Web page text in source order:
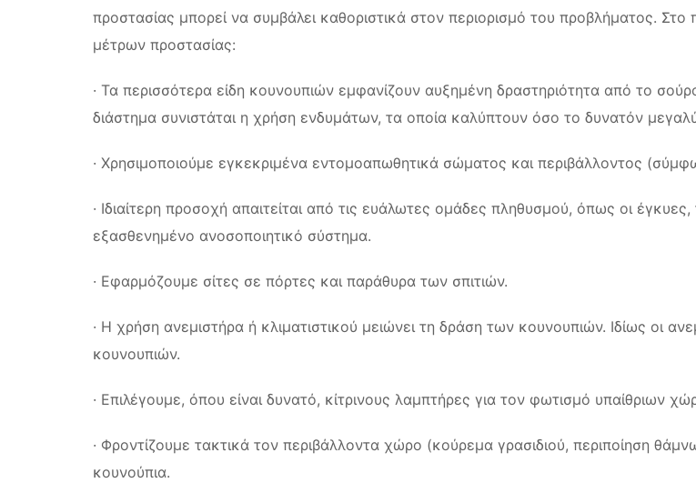
προστασίας μπορεί να συμβάλει καθοριστικά στον περιορισμό του προβλήματος.
μέτρων προστασίας:
· Τα περισσότερα είδη κουνουπιών εμφανίζουν αυξημένη δραστηριότητα από το
διάστημα συνιστάται η χρήση ενδυμάτων, τα οποία καλύπτουν όσο το δυνατόν
· Χρησιμοποιούμε εγκεκριμένα εντομοαπωθητικά σώματος και περιβάλλοντος
· Ιδιαίτερη προσοχή απαιτείται από τις ευάλωτες ομάδες πληθυσμού, όπως οι
εξασθενημένο ανοσοποιητικό σύστημα.
· Εφαρμόζουμε σίτες σε πόρτες και παράθυρα των σπιτιών.
· Η χρήση ανεμιστήρα ή κλιματιστικού μειώνει τη δράση των κουνουπιών. Ιδίως οι
κουνουπιών.
· Επιλέγουμε, όπου είναι δυνατό, κίτρινους λαμπτήρες για τον φωτισμό υπαίθριων
· Φροντίζουμε τακτικά τον περιβάλλοντα χώρο (κούρεμα γρασιδιού, περιποίηση
κουνούπια.